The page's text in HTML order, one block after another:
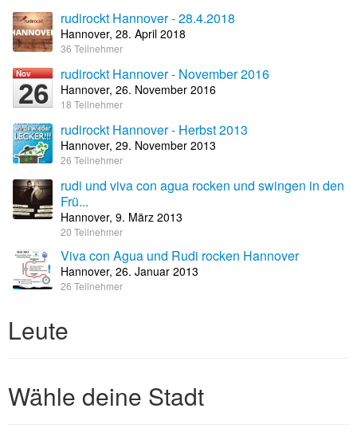
rudirockt Hannover - 28.4.2018
Hannover, 28. April 2018
36 Teilnehmer
Nov
26
rudirockt Hannover - November 2016
Hannover, 26. November 2016
18 Teilnehmer
rudirockt Hannover - Herbst 2013
Hannover, 29. November 2013
26 Teilnehmer
rudi und viva con agua rocken und swingen in den
Frü...
Hannover, 9. März 2013
20 Teilnehmer
Viva con Agua und Rudi rocken Hannover
Hannover, 26. Januar 2013
26 Teilnehmer
Leute
Wähle deine Stadt